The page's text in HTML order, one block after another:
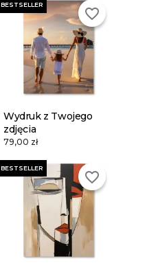
Wydruk z Twojego
zdjęcia
79,00 zł
BESTSELLER
favorite_border
BESTSELLER
favorite_border